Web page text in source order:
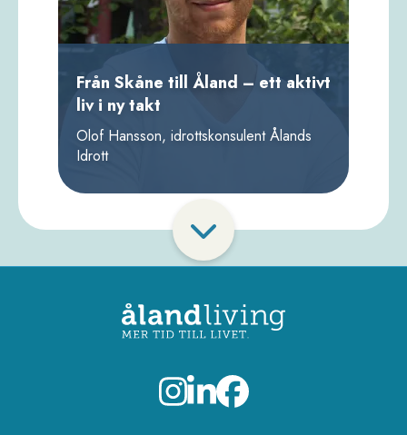
Från Skåne till Åland – ett aktivt
liv i ny takt
Olof Hansson, idrottskonsulent Ålands
Idrott
Visa
fler
porträtt